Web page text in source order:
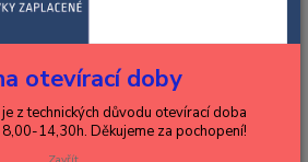
na odstr. vod.
- 12ks
otevírací doby
z technických důvodu otevírací doba
14,30h. Děkujeme za pochopení!